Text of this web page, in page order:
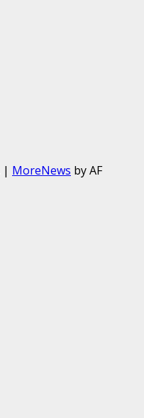
| MoreNews by AF